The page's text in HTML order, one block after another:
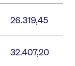
26.319,45
32.407,20